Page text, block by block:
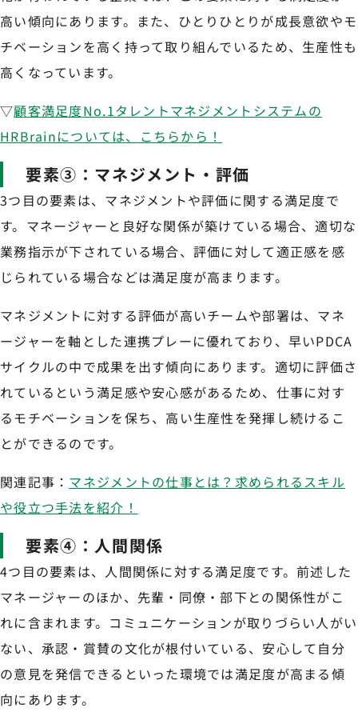
高い傾向にあります。また、ひとりひとりが成長意欲やモ
チベーションを高く持って取り組んでいるため、生産性も
高くなっています。
▽顧客満足度No.1タレントマネジメントシステムの
HRBrainについては、こちらから！
要素③：マネジメント・評価
3つ目の要素は、マネジメントや評価に関する満足度で
す。マネージャーと良好な関係が築けている場合、適切な
業務指示が下されている場合、評価に対して適正感を感
じられている場合などは満足度が高まります。
マネジメントに対する評価が高いチームや部署は、マネ
ージャーを軸とした連携プレーに優れており、早いPDCA
サイクルの中で成果を出す傾向にあります。適切に評価さ
れているという満足感や安心感があるため、仕事に対す
るモチベーションを保ち、高い生産性を発揮し続けるこ
とができるのです。
関連記事： マネジメントの仕事とは？求められるスキル
や役立つ手法を紹介！
要素④：人間関係
4つ目の要素は、人間関係に対する満足度です。前述した
マネージャーのほか、先輩・同僚・部下との関係性がこ
れに含まれます。コミュニケーションが取りづらい人がい
ない、承認・賞賛の文化が根付いている、安心して自分
の意見を発信できるといった環境では満足度が高まる傾
向にあります。